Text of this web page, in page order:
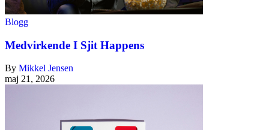
Blogg
Medvirkende I Sjit Happens
By Mikkel Jensen
maj 21, 2026